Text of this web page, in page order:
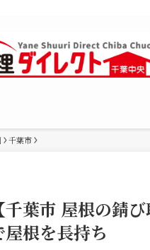
千葉市
【千葉市 屋根の錆
屋根を長持ち